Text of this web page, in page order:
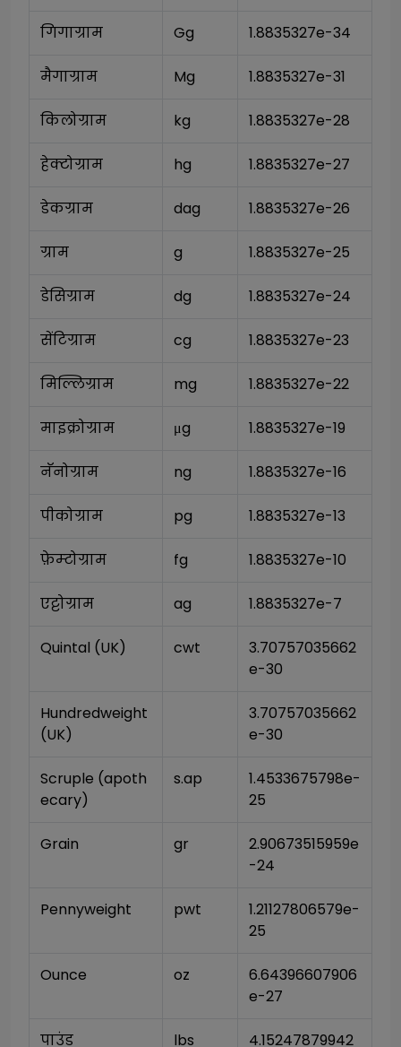
गिगाग्राम Gg 1.8835327e-34
मैगाग्राम Mg 1.8835327e-31
किलोग्राम kg 1.8835327e-28
हेक्टोग्राम hg 1.8835327e-27
डेकग्राम dag 1.8835327e-26
ग्राम g 1.8835327e-25
डेसिग्राम dg 1.8835327e-24
सेंटिग्राम cg 1.8835327e-23
मिल्लिग्राम mg 1.8835327e-22
माइक्रोग्राम μg 1.8835327e-19
नॅनोग्राम ng 1.8835327e-16
पीकोग्राम pg 1.8835327e-13
फ़ेम्टोग्राम fg 1.8835327e-10
एट्टोग्राम ag 1.8835327e-7
Quintal (UK) cwt
3.70757035662
e-30
Hundredweight
(UK)
3.70757035662
e-30
Scruple (apoth
ecary)
s.ap
1.4533675798e-
25
Grain gr
2.90673515959e
-24
Pennyweight pwt
1.21127806579e-
25
Ounce oz
6.64396607906
e-27
पाउंड lbs 4.15247879942